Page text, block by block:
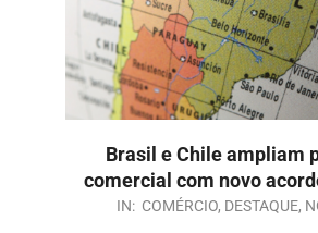
Brasil e Chile ampliam
comercial com novo
IN: COMÉRCIO, DESTAQUE,